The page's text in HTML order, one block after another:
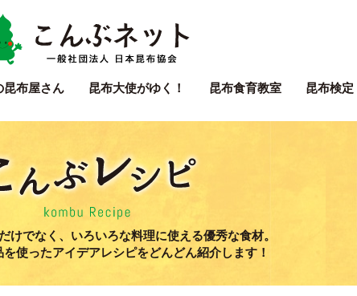
昆布屋さん 昆布大使がゆく！ 昆布食育教室 昆布検定
こんぶレシピ
けでなく、いろいろな料理に使える優秀な食材。
使ったアイデアレシピをどんどん紹介します！